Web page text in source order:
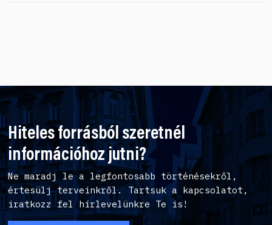
Hiteles forrásból szeretnél
információhoz jutni?
Ne maradj le a legfontosabb történésekről,
értesülj terveinkről. Tartsuk a kapcsolatot,
iratkozz fel hírlevelünkre Te is!